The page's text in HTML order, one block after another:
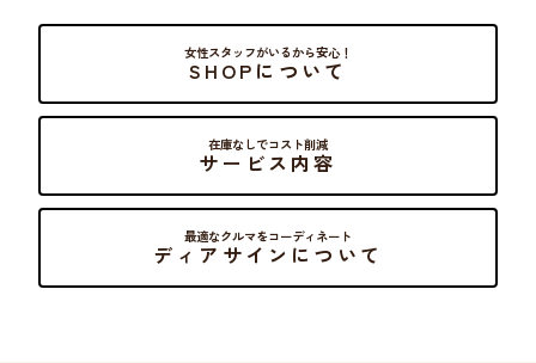
女性スタッフがいるから安心！
SHOPについて
在庫なしでコスト削減
サービス内容
最適なクルマをコーディネート
ディアサインについて